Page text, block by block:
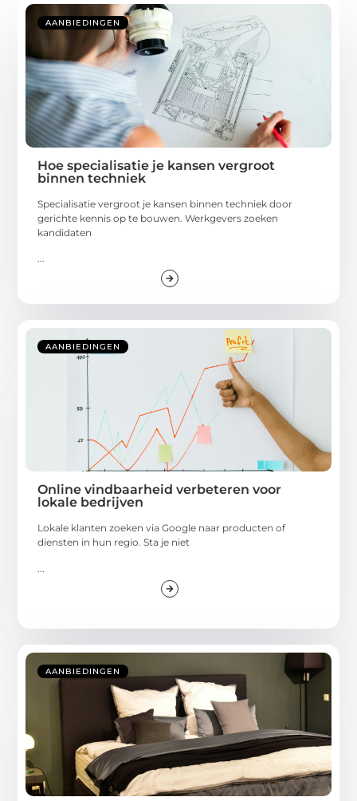
AANBIEDINGEN
Hoe specialisatie je kansen vergroot
binnen techniek
Specialisatie vergroot je kansen binnen techniek door
gerichte kennis op te bouwen. Werkgevers zoeken
kandidaten
...
AANBIEDINGEN
Online vindbaarheid verbeteren voor
lokale bedrijven
Lokale klanten zoeken via Google naar producten of
diensten in hun regio. Sta je niet
AANBIEDINGEN